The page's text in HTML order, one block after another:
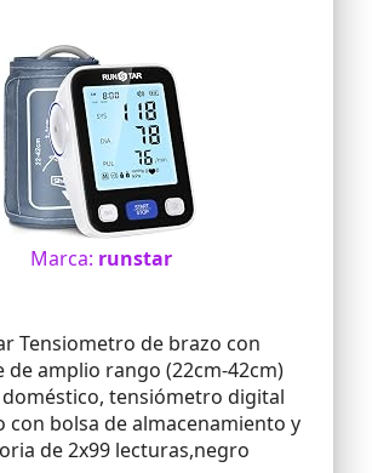
Marca: runstar
Tensiometro de brazo con
de amplio rango (22cm-42cm)
tensiómetro digital
con bolsa de almacenamiento y
de 2x99 lecturas,negro